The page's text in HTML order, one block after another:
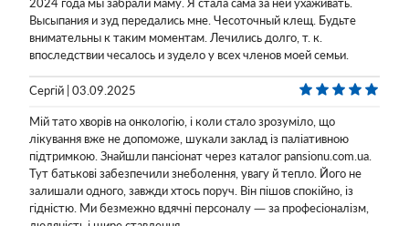
Высыпания и зуд передались мне. Чесоточный клещ. Будьте
внимательны к таким моментам. Лечились долго, т. к.
впоследствии чесалось и зудело у всех членов моей семьи.
Сергій | 03.09.2025
Мій тато хворів на онкологію, і коли стало зрозуміло, що
лікування вже не допоможе, шукали заклад із паліативною
підтримкою. Знайшли пансіонат через каталог pansionu.com.ua.
Тут батькові забезпечили знеболення, увагу й тепло. Його не
залишали одного, завжди хтось поруч. Він пішов спокійно, із
гідністю. Ми безмежно вдячні персоналу — за професіоналізм,